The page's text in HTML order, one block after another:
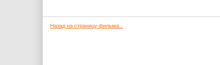
Назад на страницу фильма...